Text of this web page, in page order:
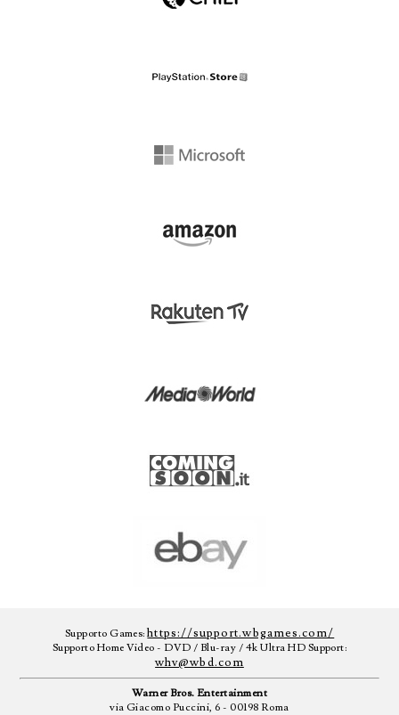
Supporto Games:https://support.wbgames.com/
Supporto Home Video - DVD / Blu-ray / 4k Ultra HD Support:
whv@wbd.com
Warner Bros. Entertainment
via Giacomo Puccini, 6 - 00198 Roma